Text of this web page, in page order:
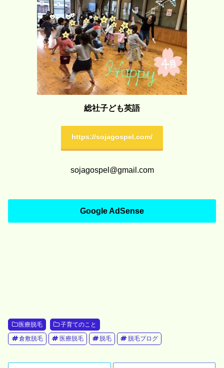
総社子ども英語
https://sojagospel.com/
sojagospel@gmail.com
Google AdSense
医療脱毛 子育てのこと
倉敷脱毛 医療脱毛 脱毛 脱毛ブログ